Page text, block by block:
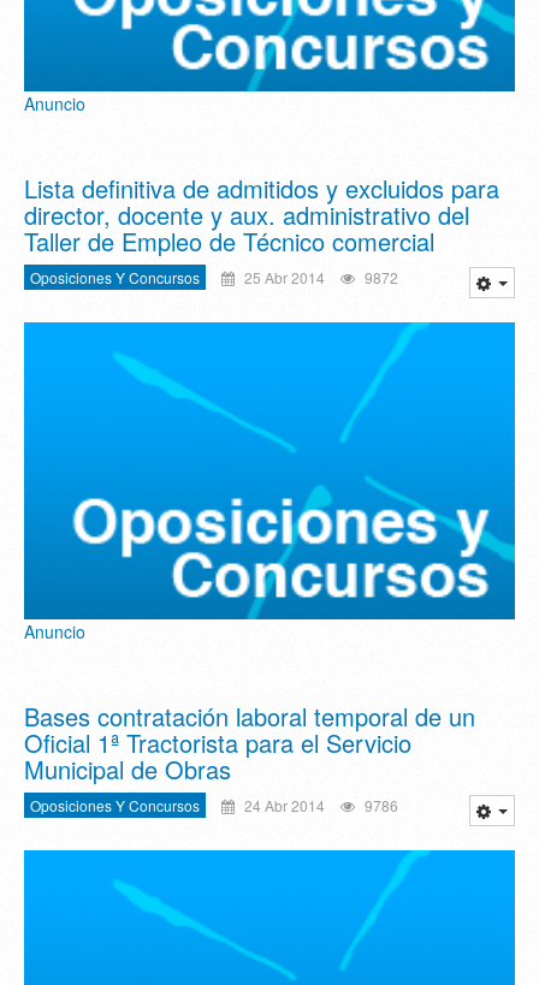
Anuncio
Lista definitiva de admitidos y excluidos para
director, docente y aux. administrativo del
Taller de Empleo de Técnico comercial
Oposiciones Y Concursos 25 Abr 2014 9872
Anuncio
Bases contratación laboral temporal de un
Oficial 1ª Tractorista para el Servicio
Municipal de Obras
Oposiciones Y Concursos 24 Abr 2014 9786